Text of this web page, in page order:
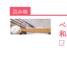
読み物